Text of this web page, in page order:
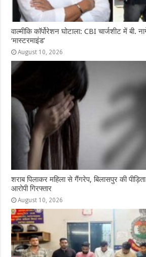
वाल्मीकि कॉर्पोरेशन घोटाला: CBI चार्जशीट में बी.
‘मास्टरमाइंड’
August 10, 2026
शराब पिलाकर महिला से गैंगरेप, बिलासपुर की
आरोपी गिरफ्तार
August 10, 2026